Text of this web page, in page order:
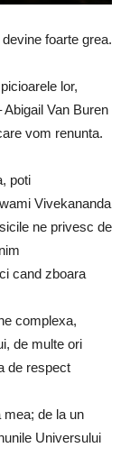
foarte grea.
lor,
Van Buren
vom renunta.
poti
Vivekananda
ne privesc de
cand zboara
complexa,
de multe ori
de respect
de la un
Universului